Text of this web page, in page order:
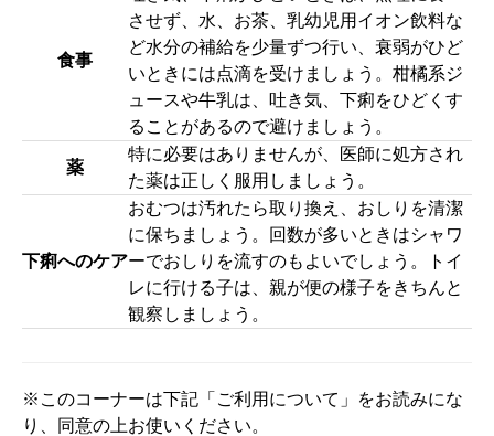
食事
させず、水、お茶、乳幼児用イオン飲料な
ど水分の補給を少量ずつ行い、衰弱がひど
いときには点滴を受けましょう。柑橘系ジ
ュースや牛乳は、吐き気、下痢をひどくす
ることがあるので避けましょう。
薬
特に必要はありませんが、医師に処方され
た薬は正しく服用しましょう。
下痢へのケア
おむつは汚れたら取り換え、おしりを清潔
に保ちましょう。回数が多いときはシャワ
ーでおしりを流すのもよいでしょう。トイ
レに行ける子は、親が便の様子をきちんと
観察しましょう。
※このコーナーは下記「ご利用について」をお読みにな
り、同意の上お使いください。